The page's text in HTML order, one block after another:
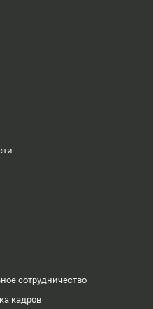
сотрудничество
кадров